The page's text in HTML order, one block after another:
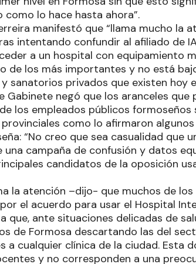
lo hace hasta ahora”.
manifestó que “llama mucho la
intentando confundir al afiliado de
a un hospital con equipamiento
de los más importantes y no está
sanatorios privados que existen hoy
Gabinete negó que los aranceles
los empleados públicos formoseños
como lo afirmaron
“No creo que sea casualidad que
una campaña de confusión y datos
candidatos de la oposición
la atención –dijo- que muchos de
el acuerdo para usar el Hospital
que, ante situaciones delicadas de
de Formosa descartando las del
a cualquier clínica de la ciudad. Esta
y no corresponden a una